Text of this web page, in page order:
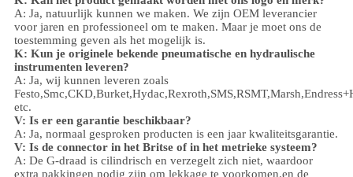
A: Ja, natuurlijk kunnen we maken. We zijn OEM leverancier
voor jaren en professioneel om te maken. Maar je moet ons de
toestemming geven als het mogelijk is.
K: Kun je originele bekende pneumatische en hydraulische
instrumenten leveren?
A: Ja, wij kunnen leveren zoals
etc.
V: Is er een garantie beschikbaar?
A: Ja, normaal gesproken producten is een jaar kwaliteitsgarantie.
V: Is de connector in het Britse of in het metrieke systeem?
A: De G-draad is cilindrisch en verzegelt zich niet, waardoor
extra pakkingen nodig zijn om lekkage te voorkomen.en de